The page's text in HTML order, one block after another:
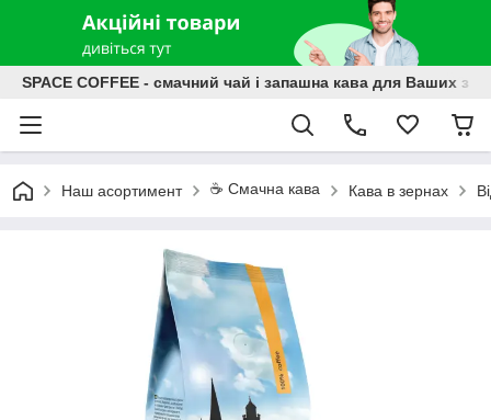
SPACE COFFEE - смачний чай і запашна кава для Ваших
Наш асортимент ☕️ Смачна кава Кава в зернах